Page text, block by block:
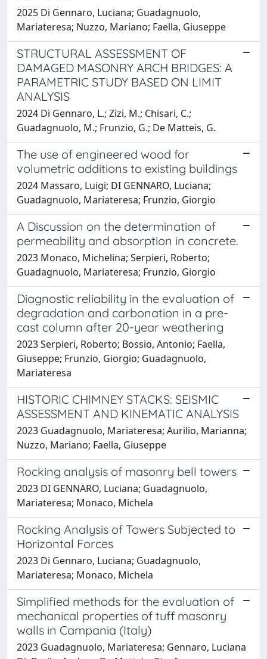
2025 Di Gennaro, Luciana; Guadagnuolo,
Mariateresa; Nuzzo, Mariano; Faella, Giuseppe
STRUCTURAL ASSESSMENT OF
DAMAGED MASONRY ARCH BRIDGES: A
PARAMETRIC STUDY BASED ON LIMIT
ANALYSIS
2024 Di Gennaro, L.; Zizi, M.; Chisari, C.;
Guadagnuolo, M.; Frunzio, G.; De Matteis, G.
The use of engineered wood for
volumetric additions to existing buildings
2024 Massaro, Luigi; DI GENNARO, Luciana;
Guadagnuolo, Mariateresa; Frunzio, Giorgio
A Discussion on the determination of
permeability and absorption in concrete.
2023 Monaco, Michelina; Serpieri, Roberto;
Guadagnuolo, Mariateresa; Frunzio, Giorgio
Diagnostic reliability in the evaluation of
degradation and carbonation in a pre-
cast column after 20-year weathering
2023 Serpieri, Roberto; Bossio, Antonio; Faella,
Giuseppe; Frunzio, Giorgio; Guadagnuolo,
Mariateresa
HISTORIC CHIMNEY STACKS: SEISMIC
ASSESSMENT AND KINEMATIC ANALYSIS
2023 Guadagnuolo, Mariateresa; Aurilio, Marianna;
Nuzzo, Mariano; Faella, Giuseppe
Rocking analysis of masonry bell towers
2023 DI GENNARO, Luciana; Guadagnuolo,
Mariateresa; Monaco, Michela
Rocking Analysis of Towers Subjected to
Horizontal Forces
2023 Di Gennaro, Luciana; Guadagnuolo,
Mariateresa; Monaco, Michela
Simplified methods for the evaluation of
mechanical properties of tuff masonry
walls in Campania (Italy)
2023 Guadagnuolo, Mariateresa; Gennaro, Luciana